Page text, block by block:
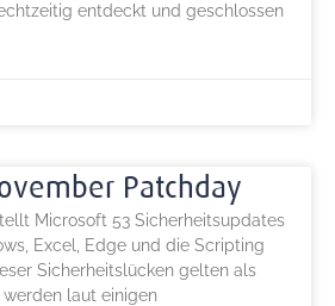
entdeckt und geschlossen
Patchday
Microsoft 53 Sicherheitsupdates
Excel, Edge und die Scripting
Sicherheitslücken gelten als
werden laut einigen